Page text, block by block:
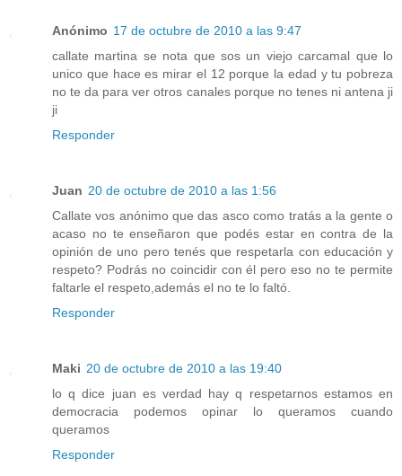
Anónimo 17 de octubre de 2010 a las 9:47
callate martina se nota que sos un viejo carcamal que lo
unico que hace es mirar el 12 porque la edad y tu pobreza
no te da para ver otros canales porque no tenes ni antena ji
ji
Responder
Juan 20 de octubre de 2010 a las 1:56
Callate vos anónimo que das asco como tratás a la gente o
acaso no te enseñaron que podés estar en contra de la
opinión de uno pero tenés que respetarla con educación y
respeto? Podrás no coincidir con él pero eso no te permite
faltarle el respeto,además el no te lo faltó.
Responder
Maki 20 de octubre de 2010 a las 19:40
lo q dice juan es verdad hay q respetarnos estamos en
democracia podemos opinar lo queramos cuando
queramos
Responder